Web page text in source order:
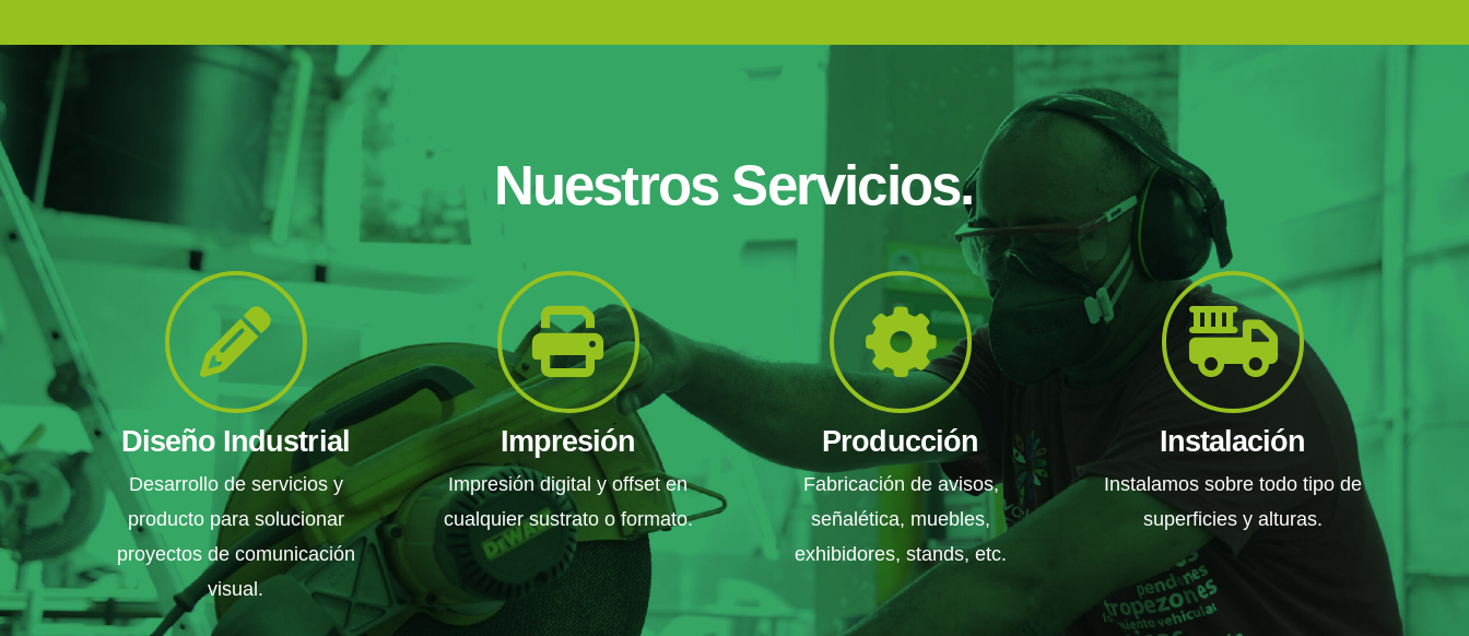
Nuestros Servicios.
Diseño Industrial
Desarrollo de servicios y
producto para solucionar
proyectos de comunicación
visual.
Impresión
Impresión digital y offset en
cualquier sustrato o formato.
Producción
Fabricación de avisos,
señalética, muebles,
exhibidores, stands, etc.
Instalación
Instalamos sobre todo tipo de
superficies y alturas.